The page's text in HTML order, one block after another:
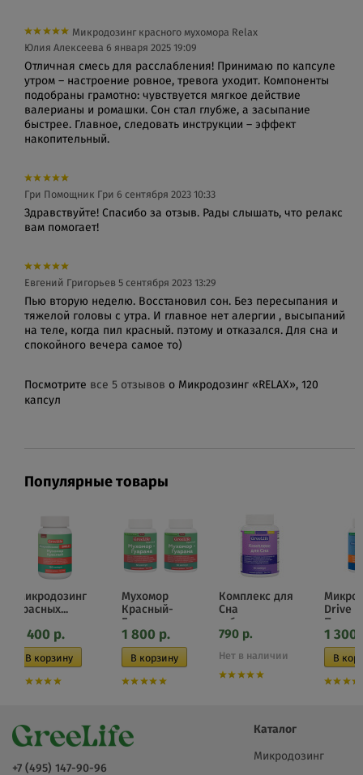
Микродозинг красного мухомора Relax
Юлия Алексеева 6 января 2025 19:09
Отличная смесь для расслабления! Принимаю по капсуле
утром – настроение ровное, тревога уходит. Компоненты
подобраны грамотно: чувствуется мягкое действие
валерианы и ромашки. Сон стал глубже, а засыпание
быстрее. Главное, следовать инструкции – эффект
накопительный.
Гри Помощник Гри 6 сентября 2023 10:33
Здравствуйте! Спасибо за отзыв. Рады слышать, что релакс
вам помогает!
Евгений Григорьев 5 сентября 2023 13:29
Пью вторую неделю. Восстановил сон. Без пересыпания и
тяжелой головы с утра. И главное нет алергии , высыпаний
на теле, когда пил красный. пэтому и отказался. Для сна и
спокойного вечера самое то)
Посмотрите все 5 отзывов о Микродозинг «RELAX», 120
капсул
Популярные товары
Микродозинг
красных...
2 400 р.
Мухомор
Красный-
Гуарана,...
1 800 р.
Комплекс для
Сна
таблетки,...
790 р.
Нет в наличии
Drive
1 300
+7 (495) 147-90-96
Каталог
Микродозинг